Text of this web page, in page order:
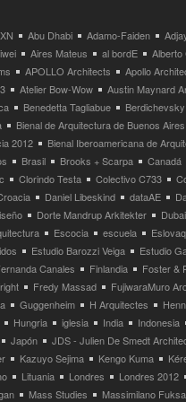
Abu Dhabi Adamo-Faiden
Aires Mateus al bordE
Alberto
APOLLO Architects
Apollo
Atelier Bow-Wow
Austin Maynard
Benedetta Tagliabue
Bienal de Arquitectura de Buenos Aires
2012
Bienal Iberoamericana de
Brasil Brooks + Scarpa
Canadá
Clorindo Testa Colectivo C733
Daniel Libeskind dataAE
Dorte Mandrup Arkitekter
Dubai
Escocia escuela
Estudio Barozzi Veiga
Estudio
Canales Finlandia
Foster &
Fredy Massad
FujiwaraMuro
Guggenheim H Arquitectes
Hungria iglesia India
Indonesia
Japón
JDS - Julien De Smedt
Kazuyo Sejima Kengo Kuma
Lituania Londres
Londres 2012
Mass Studies
Massimilano